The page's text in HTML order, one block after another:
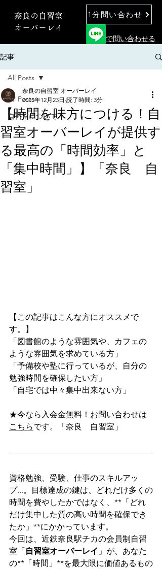
奈良の自習室
オーバーレイ
1分問い合わせ
で問い合わせる
記事
All Posts
自習室について
All Posts
【時間を味方につける！自
習室オーバーレイが提供す
る最高の「時間効率」と
「集中時間」】「奈良 自
習室」
奈良の自習室 オーバーレイ
2025年12月23日 読了時間: 3分
【この記事はこんな方にオススメで
す。】
「図書館のような雰囲気や、カフェの
ような雰囲気を求めている方」
「予備校や塾に行っているが、自分の
勉強時間を確保したい方」
「自宅では中々集中出来ない方」
★今なら入会金無料！お問い合わせは
こちらです。「奈良　自習室」
資格勉強、受験、仕事のスキルアッ
プ...。目標達成の鍵は、どれだけ多くの
時間を費やしたかではなく、**「どれ
だけ集中した質の高い時間を確保でき
たか」**にかかっています。
今回は、近鉄奈良駅チカの会員制自習
室「 自習室オーバーレイ 」が、あなた
の**「時間」**を最大限に価値あるもの